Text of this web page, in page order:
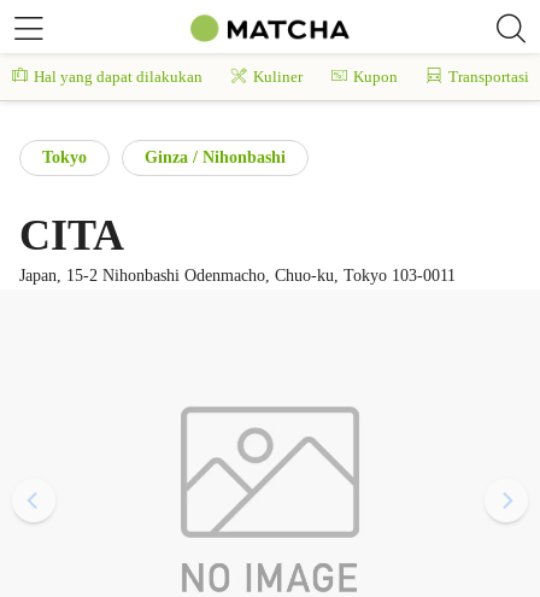
Hal yang dapat dilakukan Kuliner Kupon Transportasi
Tokyo Ginza / Nihonbashi
CITA
Japan, 15-2 Nihonbashi Odenmacho, Chuo-ku, Tokyo 103-0011